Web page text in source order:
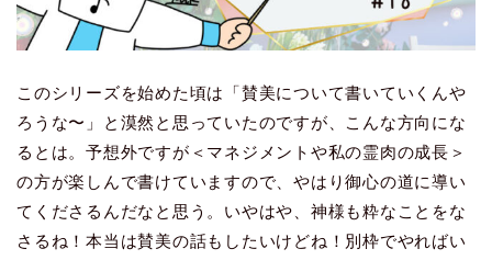
このシリーズを始めた頃は「賛美について書いていくんや
ろうな〜」と漠然と思っていたのですが、こんな方向にな
るとは。予想外ですが＜マネジメントや私の霊肉の成長＞
の方が楽しんで書けていますので、やはり御心の道に導い
てくださるんだなと思う。いやはや、神様も粋なことをな
さるね！本当は賛美の話もしたいけどね！別枠でやればい